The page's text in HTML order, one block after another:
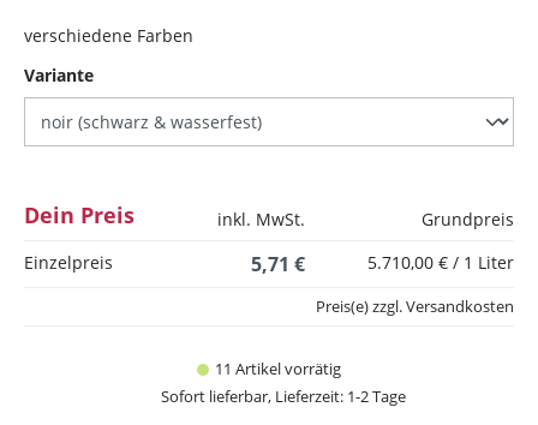
verschiedene Farben
Varianteauswählen
Dein Preis inkl. MwSt.
Grundpreis
Einzelpreis
5,71 € 5.710,00 € / 1 Liter
11 Artikel vorrätig
Sofort lieferbar, Lieferzeit: 1-2 Tage
Preis(e) zzgl. Versandkosten